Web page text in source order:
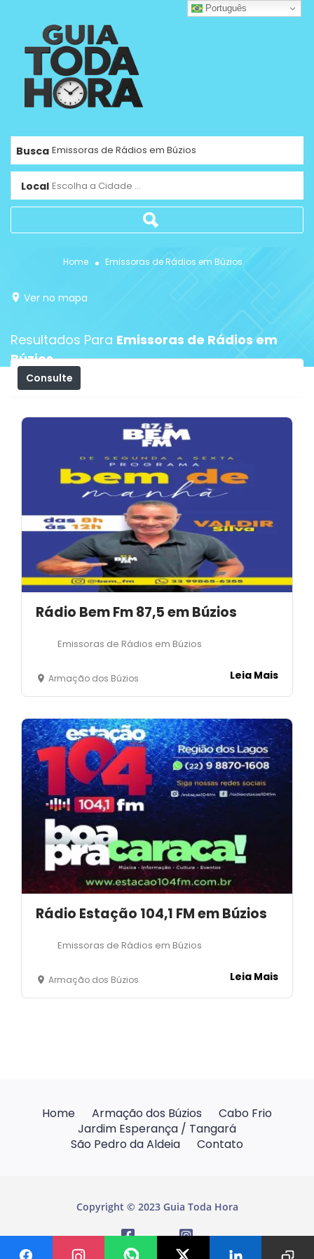
Busca
Local Escolha a Cidade ...
Home Emissoras de Rádios em Búzios
Ver no mapa
Resultados Para Emissoras de Rádios em
Búzios
Consulte
Rádio Bem Fm 87,5 em Búzios
Emissoras de Rádios em Búzios
Armação dos Búzios Leia Mais
Rádio Estação 104,1 FM em Búzios
Emissoras de Rádios em Búzios
Armação dos Búzios Leia Mais
Home Armação dos Búzios
Cabo Frio
Jardim Esperança / Tangará
São Pedro da Aldeia
Contato
Copyright © 2023 Guia Toda Hora
Português